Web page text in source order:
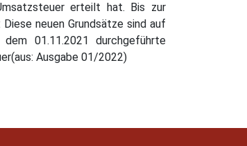
erteilt hat. Bis zur
neuen Grundsätze sind auf
01.11.2021 durchgeführte
Ausgabe 01/2022)